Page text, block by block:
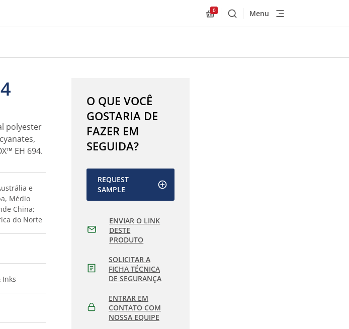
Allnex.GeneralResources.Cart
0
BuscarMenu
polyester
EH 694.
e
Médio
China;
do Norte
Inks
O QUE VOCÊ
GOSTARIA DE
FAZER EM
SEGUIDA?
REQUEST
SAMPLE
ENVIAR O LINK
DESTE
PRODUTO
SOLICITAR A
FICHA TÉCNICA
DE SEGURANÇA
ENTRAR EM
CONTATO COM
NOSSA EQUIPE